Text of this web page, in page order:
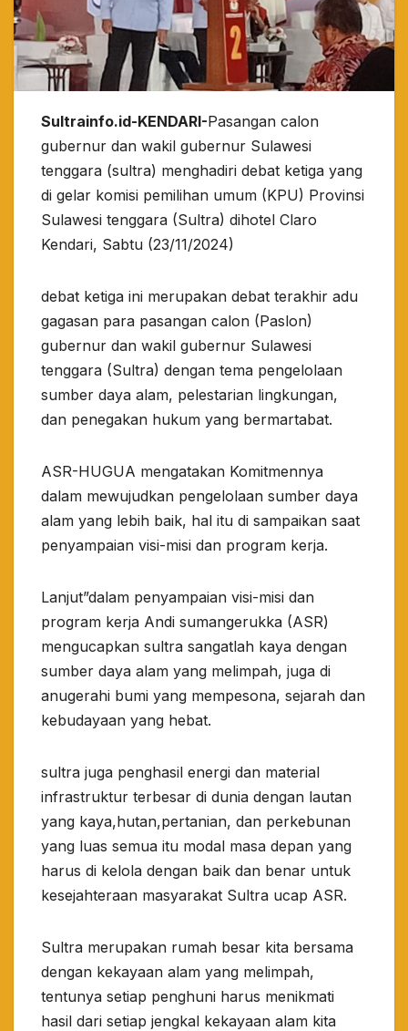
Sultrainfo.id-KENDARI-Pasangan calon
gubernur dan wakil gubernur Sulawesi
tenggara (sultra) menghadiri debat ketiga yang
di gelar komisi pemilihan umum (KPU) Provinsi
Sulawesi tenggara (Sultra) dihotel Claro
Kendari, Sabtu (23/11/2024)
debat ketiga ini merupakan debat terakhir adu
gagasan para pasangan calon (Paslon)
gubernur dan wakil gubernur Sulawesi
tenggara (Sultra) dengan tema pengelolaan
sumber daya alam, pelestarian lingkungan,
dan penegakan hukum yang bermartabat.
ASR-HUGUA mengatakan Komitmennya
dalam mewujudkan pengelolaan sumber daya
alam yang lebih baik, hal itu di sampaikan saat
penyampaian visi-misi dan program kerja.
Lanjut”dalam penyampaian visi-misi dan
program kerja Andi sumangerukka (ASR)
mengucapkan sultra sangatlah kaya dengan
sumber daya alam yang melimpah, juga di
anugerahi bumi yang mempesona, sejarah dan
kebudayaan yang hebat.
sultra juga penghasil energi dan material
infrastruktur terbesar di dunia dengan lautan
yang kaya,hutan,pertanian, dan perkebunan
yang luas semua itu modal masa depan yang
harus di kelola dengan baik dan benar untuk
kesejahteraan masyarakat Sultra ucap ASR.
Sultra merupakan rumah besar kita bersama
dengan kekayaan alam yang melimpah,
tentunya setiap penghuni harus menikmati
hasil dari setiap jengkal kekayaan alam kita